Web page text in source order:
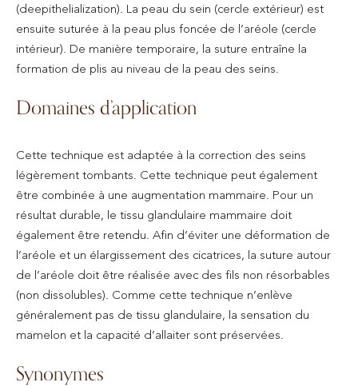
(deepithelialization). La peau du sein (cercle extérieur) est
ensuite suturée à la peau plus foncée de l’aréole (cercle
intérieur). De manière temporaire, la suture entraîne la
formation de plis au niveau de la peau des seins.
Domaines d’application
Cette technique est adaptée à la correction des seins
légèrement tombants. Cette technique peut également
être combinée à une augmentation mammaire. Pour un
résultat durable, le tissu glandulaire mammaire doit
également être retendu. Afin d’éviter une déformation de
l’aréole et un élargissement des cicatrices, la suture autour
de l’aréole doit être réalisée avec des fils non résorbables
(non dissolubles). Comme cette technique n’enlève
généralement pas de tissu glandulaire, la sensation du
mamelon et la capacité d’allaiter sont préservées.
Synonymes